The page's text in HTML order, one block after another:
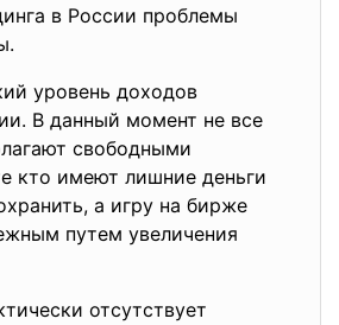
в России проблемы
уровень доходов
В данный момент не все
свободными
кто имеют лишние деньги
а игру на бирже
путем увеличения
отсутствует